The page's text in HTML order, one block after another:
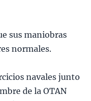
sus maniobras
normales.
navales junto
de la OTAN